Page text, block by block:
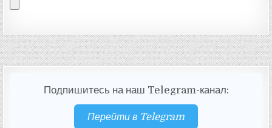
Подпишитесь на наш Telegram-канал:
Перейти в Telegram